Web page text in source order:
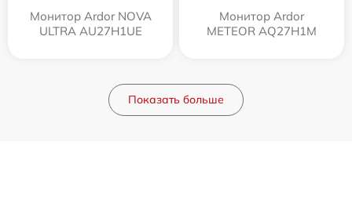
Монитор Ardor NOVA
ULTRA AU27H1UE
Монитор Ardor
METEOR AQ27H1M
Показать больше